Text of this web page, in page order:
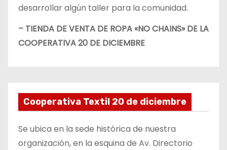
desarrollar algún taller para la comunidad.
– TIENDA DE VENTA DE ROPA «NO CHAINS» DE LA
COOPERATIVA 20 DE DICIEMBRE
Cooperativa Textil 20 de diciembre
Se ubica en la sede histórica de nuestra
organización, en la esquina de Av. Directorio